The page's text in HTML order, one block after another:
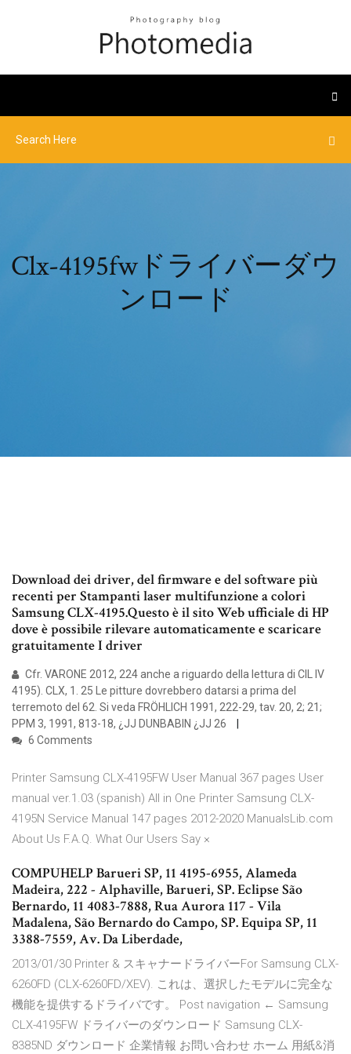
Clx-4195fwドライバーダウ
ンロード
Download dei driver, del firmware e del software più
recenti per Stampanti laser multifunzione a colori
Samsung CLX-4195.Questo è il sito Web ufficiale di HP
dove è possibile rilevare automaticamente e scaricare
gratuitamente I driver
Cfr. VARONE 2012, 224 anche a riguardo della lettura di CIL IV
4195). CLX, 1. 25 Le pitture dovrebbero datarsi a prima del
terremoto del 62. Si veda FRÖHLICH 1991, 222-29, tav. 20, 2; 21;
PPM 3, 1991, 813-18, ¿JJ DUNBABIN ¿JJ 26
6 Comments
Printer Samsung CLX-4195FW User Manual 367 pages User
manual ver.1.03 (spanish) All in One Printer Samsung CLX-
4195N Service Manual 147 pages 2012-2020 ManualsLib.com
About Us F.A.Q. What Our Users Say ×
COMPUHELP Barueri SP, 11 4195-6955, Alameda
Madeira, 222 - Alphaville, Barueri, SP. Eclipse São
Bernardo, 11 4083-7888, Rua Aurora 117 - Vila
Madalena, São Bernardo do Campo, SP. Equipa SP, 11
3388-7559, Av. Da Liberdade,
2013/01/30 Printer & スキャナードライバーFor Samsung CLX-
6260FD (CLX-6260FD/XEV). これは、選択したモデルに完全な
機能を提供するドライバです。 Post navigation ← Samsung
CLX-4195FW ドライバーのダウンロード Samsung CLX-
8385ND ダウンロード 企業情報 お問い合わせ ホーム 用紙&消